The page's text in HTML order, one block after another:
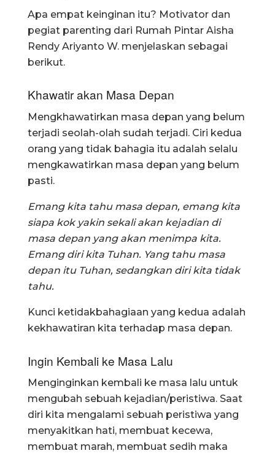
Apa empat keinginan itu? Motivator dan
pegiat parenting dari Rumah Pintar Aisha
Rendy Ariyanto W. menjelaskan sebagai
berikut.
Khawatir akan Masa Depan
Mengkhawatirkan masa depan yang belum
terjadi seolah-olah sudah terjadi. Ciri kedua
orang yang tidak bahagia itu adalah selalu
mengkawatirkan masa depan yang belum
pasti.
Emang kita tahu masa depan, emang kita
siapa kok yakin sekali akan kejadian di
masa depan yang akan menimpa kita.
Emang diri kita Tuhan. Yang tahu masa
depan itu Tuhan, sedangkan diri kita tidak
tahu.
Kunci ketidakbahagiaan yang kedua adalah
kekhawatiran kita terhadap masa depan.
Ingin Kembali ke Masa Lalu
Menginginkan kembali ke masa lalu untuk
mengubah sebuah kejadian/peristiwa. Saat
diri kita mengalami sebuah peristiwa yang
menyakitkan hati, membuat kecewa,
membuat marah, membuat sedih maka